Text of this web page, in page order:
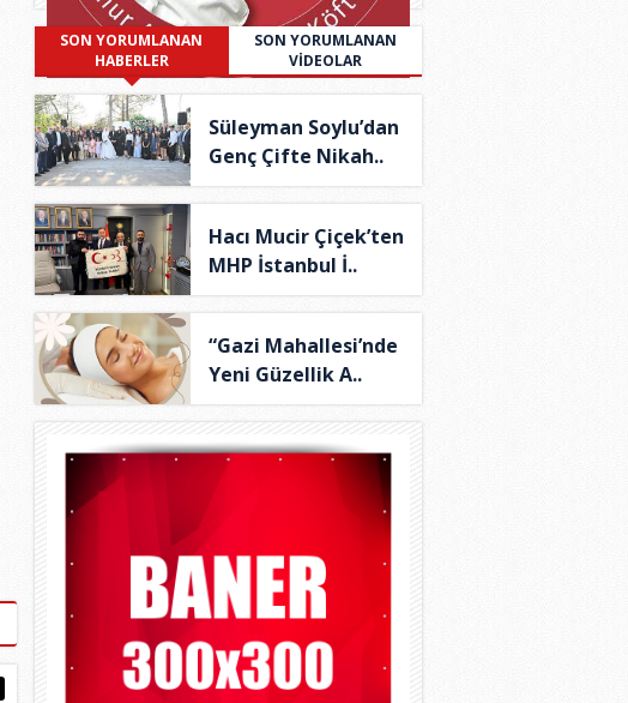
SON YORUMLANAN
HABERLER
SON YORUMLANAN
VİDEOLAR
Süleyman Soylu’dan
Genç Çifte Nikah..
Hacı Mucir Çiçek’ten
MHP İstanbul İ..
“Gazi Mahallesi’nde
Yeni Güzellik A..